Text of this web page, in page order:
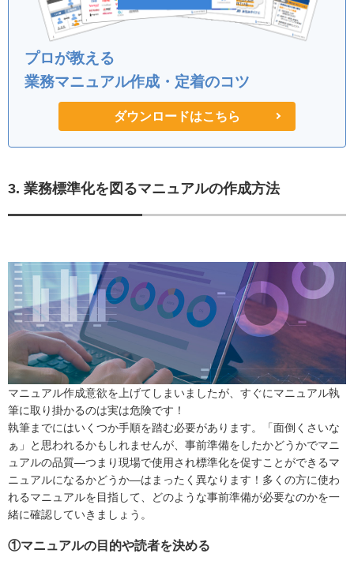
プロが教える
業務マニュアル作成・定着のコツ
ダウンロードはこちら
3. 業務標準化を図るマニュアルの作成方法
マニュアル作成意欲を上げてしまいましたが、すぐにマニュアル執
筆に取り掛かるのは実は危険です！
執筆までにはいくつか手順を踏む必要があります。「面倒くさいな
ぁ」と思われるかもしれませんが、事前準備をしたかどうかでマニ
ュアルの品質―つまり現場で使用され標準化を促すことができるマ
ニュアルになるかどうか―はまったく異なります！多くの方に使わ
れるマニュアルを目指して、どのような事前準備が必要なのかを一
緒に確認していきましょう。
①マニュアルの目的や読者を決める